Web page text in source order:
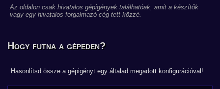
Az oldalon csak hivatalos gépigények találhatóak, amit a készítők
vagy egy hivatalos forgalmazó cég tett közzé.
Hogy futna a gépeden?
Hasonlítsd össze a gépigényt egy általad megadott konfigurációval!